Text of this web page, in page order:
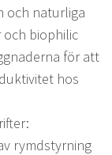
och naturliga
och biophilic
för att
hos
rymdstyrning